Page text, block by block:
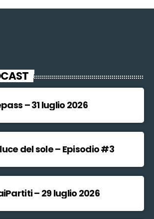
– 31 luglio 2026
del sole – Episodio #3
– 29 luglio 2026